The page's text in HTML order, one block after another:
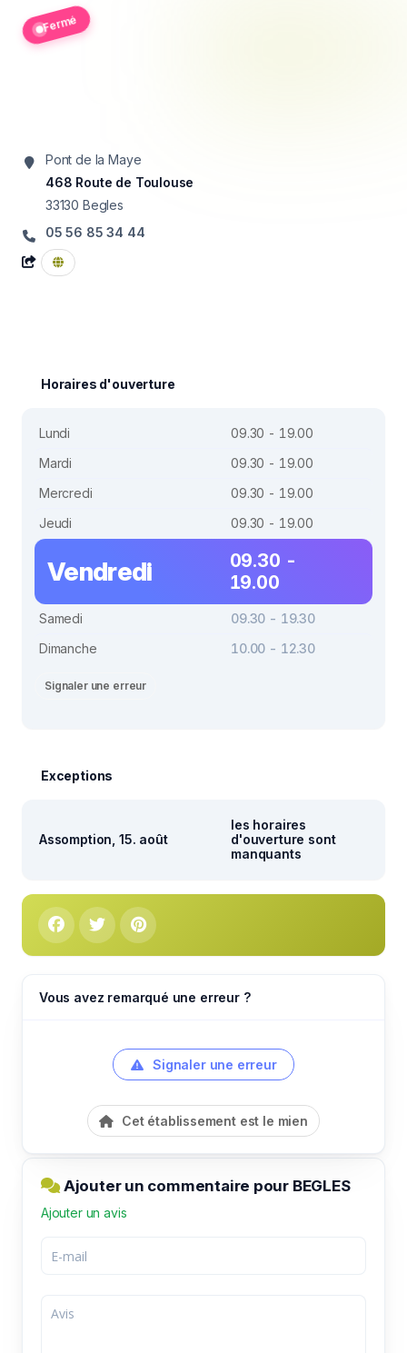
Fermé
Pont de la Maye
468 Route de Toulouse
33130 Begles
05 56 85 34 44
Horaires d'ouverture
Lundi
09.30 - 19.00
Mardi
09.30 - 19.00
Mercredi
09.30 - 19.00
Jeudi
09.30 - 19.00
Vendredi
09.30 -
19.00
Samedi
09.30 - 19.30
Dimanche
10.00 - 12.30
Signaler une erreur
Exceptions
Assomption, 15. août
les horaires
d'ouverture sont
manquants
Vous avez remarqué une erreur ?
Signaler une erreur
Cet établissement est le mien
Ajouter un commentaire pour BEGLES
Ajouter un avis